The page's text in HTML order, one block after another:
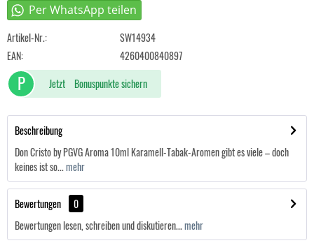
Artikel-Nr.:
SW14934
EAN:
4260400840897
P Jetzt Bonuspunkte sichern
Beschreibung
Don Cristo by PGVG Aroma 10ml Karamell-Tabak-Aromen gibt es viele – doch
keines ist so...mehr
Bewertungen
0
Bewertungen lesen, schreiben und diskutieren...mehr